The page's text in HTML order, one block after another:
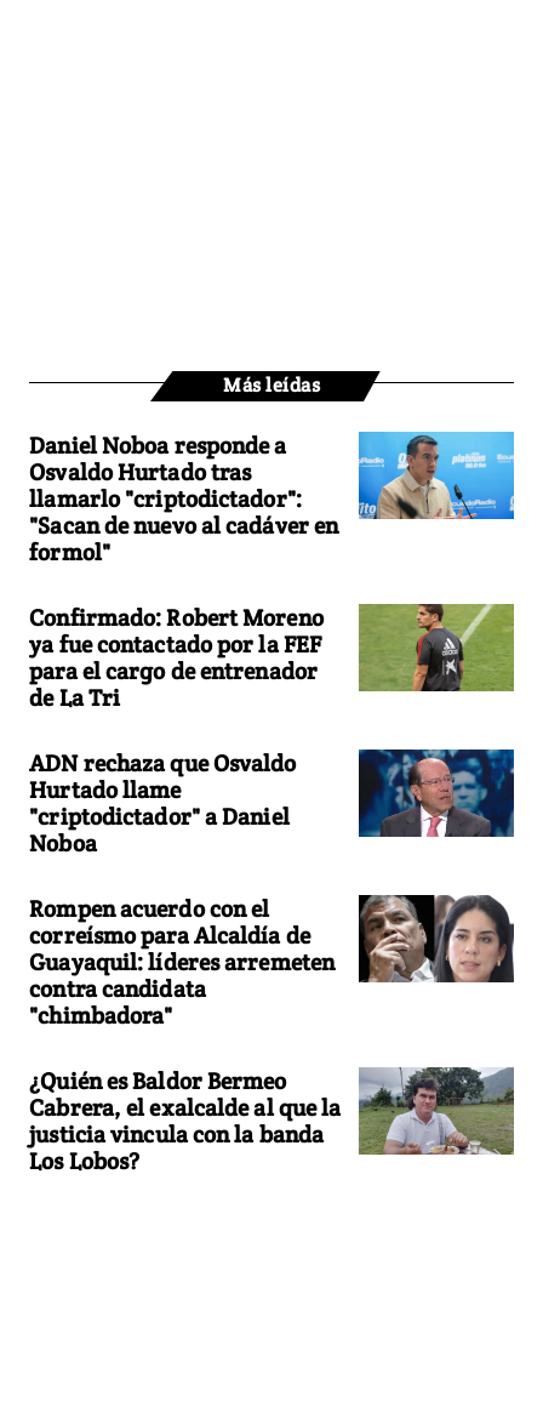
Más leídas
Daniel Noboa responde a
Osvaldo Hurtado tras
llamarlo "criptodictador":
"Sacan de nuevo al cadáver en
formol"
Confirmado: Robert Moreno
ya fue contactado por la FEF
para el cargo de entrenador
de La Tri
ADN rechaza que Osvaldo
Hurtado llame
"criptodictador" a Daniel
Noboa
Rompen acuerdo con el
correísmo para Alcaldía de
Guayaquil: líderes arremeten
contra candidata
"chimbadora"
¿Quién es Baldor Bermeo
Cabrera, el exalcalde al que la
justicia vincula con la banda
Los Lobos?